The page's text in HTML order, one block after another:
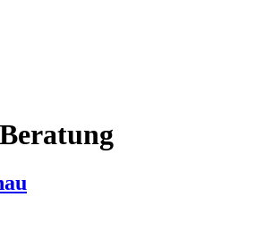
Beratung